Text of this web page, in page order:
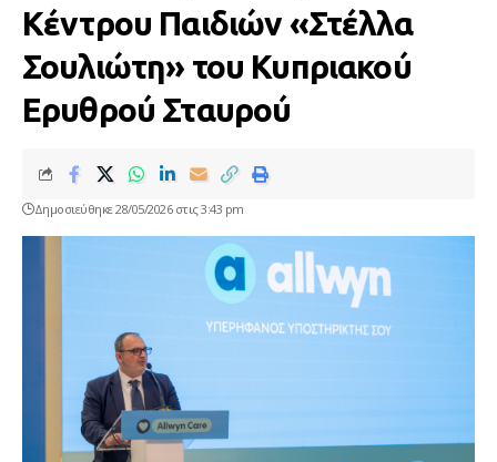
Κέντρου Παιδιών «Στέλλα
Σουλιώτη» του Κυπριακού
Ερυθρού Σταυρού
Δημοσιεύθηκε 28/05/2026 στις 3:43 pm